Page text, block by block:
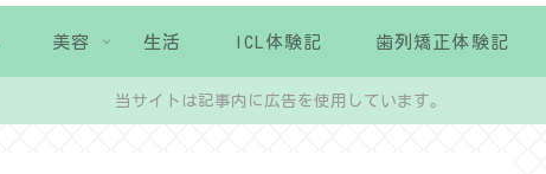
美容 生活 ICL体験記 歯列矯正体験記
当サイトは記事内に広告を使用しています。